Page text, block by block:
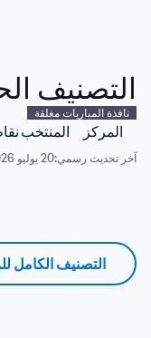
التصنيف
نافذة المباريات مغلقة
المركز المنتخب
آخر تحديث رسمي:20 يوليو 2026
التصنيف الكامل